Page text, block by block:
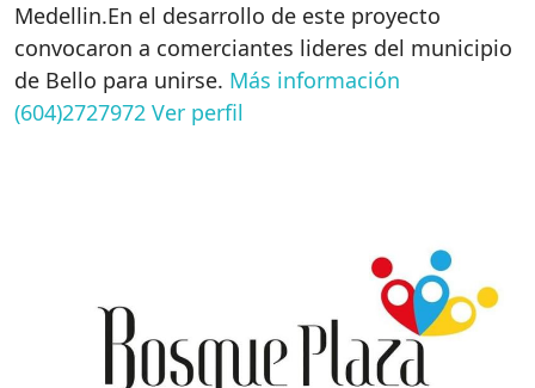
Medellin.En el desarrollo de este proyecto
convocaron a comerciantes lideres del municipio
de Bello para unirse. Más información
(604)2727972 Ver perfil